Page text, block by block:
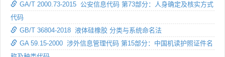
GA/T 2000.73-2015 公安信息代码 第73部分：人身确定及核实方式
代码
GB/T 36804-2018 液体硅橡胶 分类与系统命名法
GA 59.15-2000 涉外信息管理代码 第15部分：中国机读护照证件名